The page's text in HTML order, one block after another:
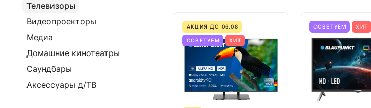
АКЦИЯ ДО 06.08
СОВЕТУЕМ ХИТ
СОВЕТУЕМ ХИТ
Телевизоры
Видеопроекторы
Медиа
Домашние кинотеатры
Саундбары
Аксессуары д/ТВ